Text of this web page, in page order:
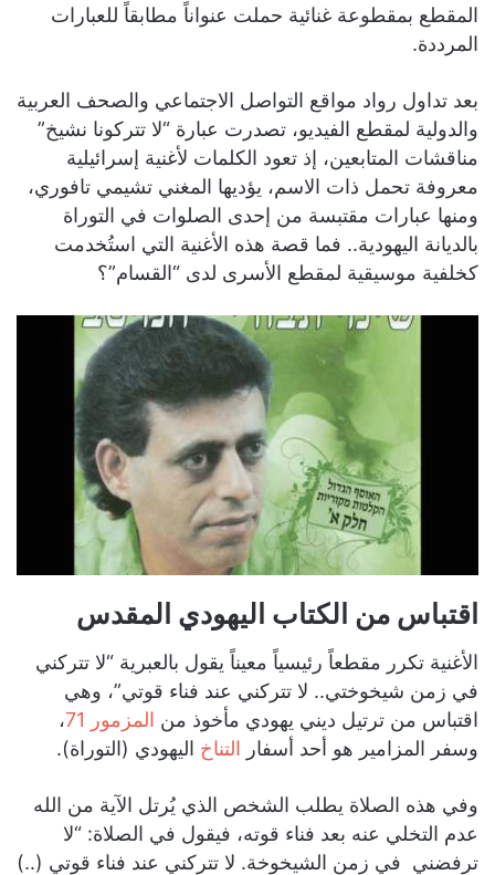
المقطع بمقطوعة غنائية حملت عنواناً مطابقاً للعبارات
المرددة.
بعد تداول رواد مواقع التواصل الاجتماعي والصحف العربية
والدولية لمقطع الفيديو، تصدرت عبارة “لا تتركونا نشيخ”
مناقشات المتابعين، إذ تعود الكلمات لأغنية إسرائيلية
معروفة تحمل ذات الاسم، يؤديها المغني تشيمي تافوري،
ومنها عبارات مقتبسة من إحدى الصلوات في التوراة
بالديانة اليهودية.. فما قصة هذه الأغنية التي استُخدمت
كخلفية موسيقية لمقطع الأسرى لدى “القسام”؟
اقتباس من الكتاب اليهودي المقدس
الأغنية تكرر مقطعاً رئيسياً معيناً يقول بالعبرية “لا تتركني
في زمن شيخوختي.. لا تتركني عند فناء قوتي”، وهي
اقتباس من ترتيل ديني يهودي مأخوذ من المزمور 71
،
وسفر المزامير هو أحد أسفار التناخ اليهودي (التوراة).
وفي هذه الصلاة يطلب الشخص الذي يُرتل الآية من الله
عدم التخلي عنه بعد فناء قوته، فيقول في الصلاة: “لا
ترفضني في زمن الشيخوخة. لا تتركني عند فناء قوتي (..)